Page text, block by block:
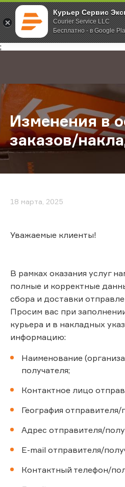
Курьер Сервис
Courier Service LLC
Бесплатно - в Google
;
Главная О компании Новости
Изменения в
заказов/
18 марта, 2025
Уважаемые клиенты!
В рамках оказания услуг
полные и корректные
сбора и доставки
Просим вас при
курьера и в накладных
информацию:
Наименование
получателя;
Контактное лицо
География отправителя/
Адрес отправителя/
E-mail отправителя/
Контактный телефон/